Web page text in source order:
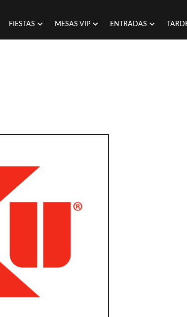
FIESTAS MESAS VIP ENTRADAS